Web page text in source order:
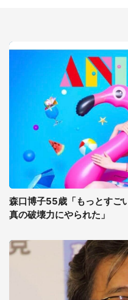
森口博子55歳「もっとすご
真の破壊力にやられた」